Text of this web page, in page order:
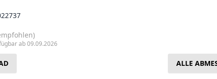
ab 09.09.2026
ALLE